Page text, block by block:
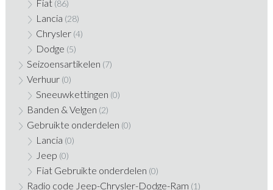
Fiat (86)
Lancia (28)
Chrysler (4)
Dodge (5)
Seizoensartikelen (7)
Verhuur (0)
Sneeuwkettingen (0)
Banden & Velgen (2)
Gebruikte onderdelen (0)
Lancia (0)
Jeep (0)
Fiat Gebruikte onderdelen (0)
Radio code Jeep-Chrysler-Dodge-Ram (1)